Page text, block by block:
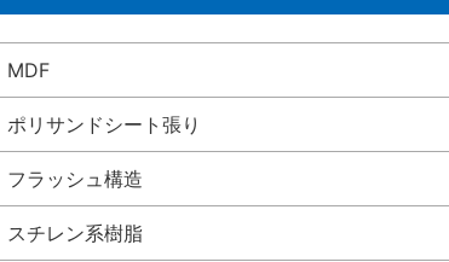
MDF
ポリサンドシート張り
フラッシュ構造
スチレン系樹脂